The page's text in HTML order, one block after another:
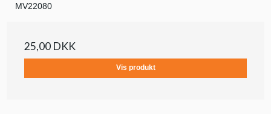
MV22080
25,00 DKK
Vis produkt